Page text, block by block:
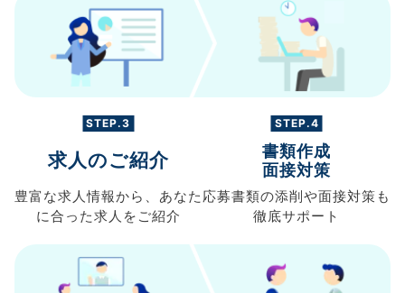
STEP.3
求人のご紹介
豊富な求人情報から、 あなた
に合った求人を ご紹介
STEP.4
書類作成
面接対策
応募書類の添削や面接対策も
徹底サポート